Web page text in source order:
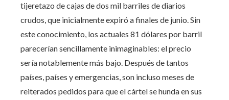
tijeretazo de cajas de dos mil barriles de diarios
crudos, que inicialmente expiró a finales de junio. Sin
este conocimiento, los actuales 81 dólares por barril
parecerían sencillamente inimaginables: el precio
sería notablemente más bajo. Después de tantos
países, países y emergencias, son incluso meses de
reiterados pedidos para que el cártel se hunda en sus